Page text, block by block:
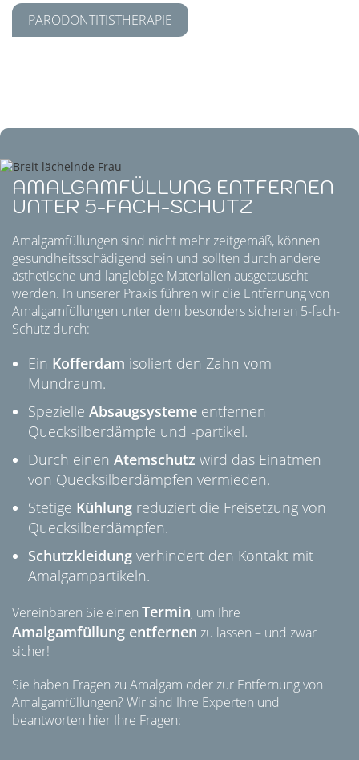
PARODONTITISTHERAPIE
AMALGAMFÜLLUNG ENTFERNEN
UNTER 5-FACH-SCHUTZ
Amalgamfüllungen sind nicht mehr zeitgemäß, können
gesundheitsschädigend sein und sollten durch andere
ästhetische und langlebige Materialien ausgetauscht
werden. In unserer Praxis führen wir die Entfernung von
Amalgamfüllungen unter dem besonders sicheren 5-fach-
Schutz durch:
Ein Kofferdam isoliert den Zahn vom
Mundraum.
Spezielle Absaugsysteme entfernen
Quecksilberdämpfe und -partikel.
Durch einen Atemschutz wird das Einatmen
von Quecksilberdämpfen vermieden.
Stetige Kühlung reduziert die Freisetzung von
Quecksilberdämpfen.
Schutzkleidung verhindert den Kontakt mit
Amalgampartikeln.
Vereinbaren Sie einen Termin, um Ihre
Amalgamfüllung entfernen zu lassen – und zwar
sicher!
Sie haben Fragen zu Amalgam oder zur Entfernung von
Amalgamfüllungen? Wir sind Ihre Experten und
beantworten hier Ihre Fragen: